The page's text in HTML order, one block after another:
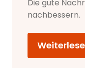
Die gute
nachbessern.